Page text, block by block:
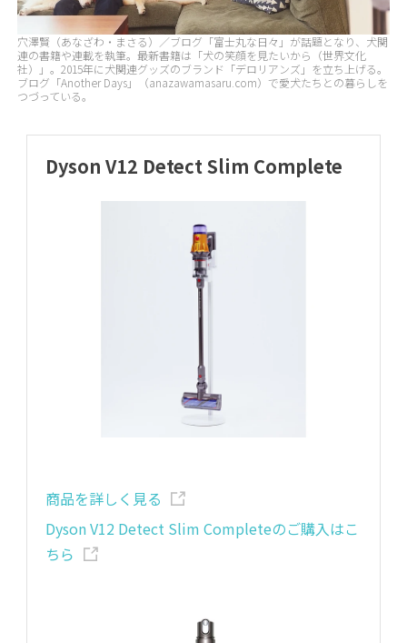
穴澤賢（あなざわ・まさる）／ブログ「富士丸な日々」が話題となり、犬関
連の書籍や連載を執筆。最新書籍は「犬の笑顔を見たいから（世界文化
社）」。2015年に犬関連グッズのブランド「デロリアンズ」を立ち上げる。
ブログ「Another Days」（anazawamasaru.com）で愛犬たちとの暮らしを
つづっている。
Dyson V12 Detect Slim Complete
商品を詳しく見る
Dyson V12 Detect Slim Completeのご購入はこ
ちら